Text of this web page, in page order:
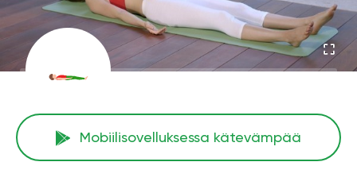
Mobiilisovelluksessa kätevämpää